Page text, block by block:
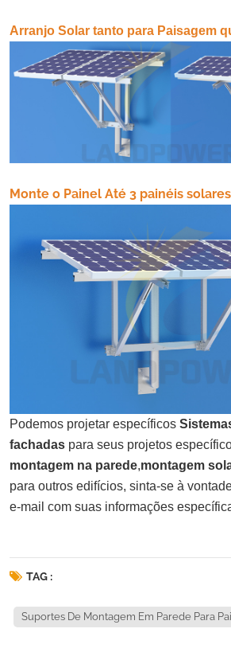
Arranjo Solar tanto para Paisagem
Monte o Painel Até 3 painéis solares
Podemos projetar específicos
fachadas para seus projetos
montagem na parede,montagem
para outros edifícios, sinta-se à
e-mail com suas informações
TAG :
Suportes De Montagem Em Parede Para